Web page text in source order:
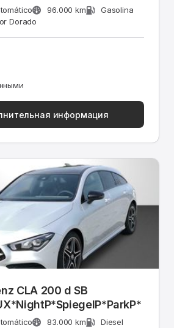
96.000 km
Gasolina
Dorado
информация
CLA 200 d SB
83.000 km
Diesel